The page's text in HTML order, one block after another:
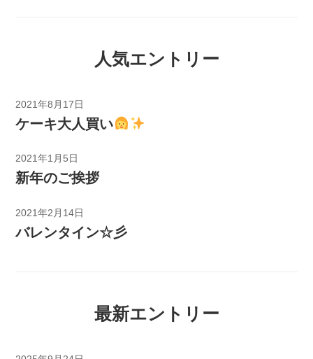
人気エントリー
2021年8月17日
ケーキ大人買い
2021年1月5日
新年のご挨拶
2021年2月14日
バレンタイン☆彡
最新エントリー